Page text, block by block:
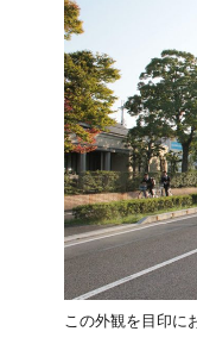
この外観を目印に